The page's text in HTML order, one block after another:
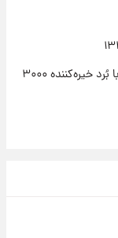
سوخو-۳۰ با مخزن سوخت ۹.۶ تنی؛ جنگنده‌ای با بُرد خیره‌کننده ۳۰۰۰